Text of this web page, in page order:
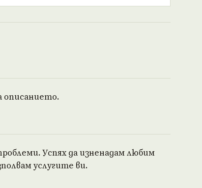
описанието.
Успях да изненадам любим
услугите ви.